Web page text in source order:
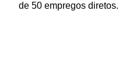
de 50 empregos diretos.